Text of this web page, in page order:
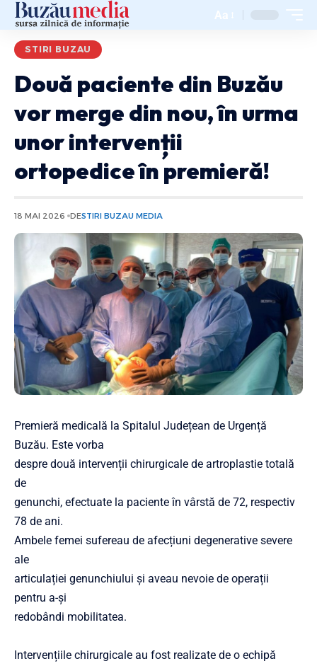
Aa
STIRI BUZAU
Două paciente din Buzău
vor merge din nou, în urma
unor intervenții
ortopedice în premieră!
18 MAI 2026 DESTIRI BUZAU MEDIA
Premieră medicală la Spitalul Județean de Urgență
Buzău. Este vorba
despre două intervenții chirurgicale de artroplastie totală
de
genunchi, efectuate la paciente în vârstă de 72, respectiv
78 de ani.
Ambele femei sufereau de afecțiuni degenerative severe
ale
articulației genunchiului și aveau nevoie de operații
pentru a-și
redobândi mobilitatea.
Intervențiile chirurgicale au fost realizate de o echipă